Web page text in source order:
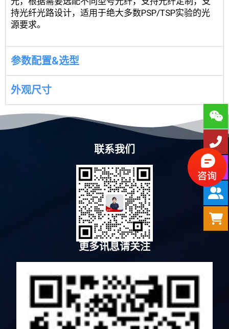
持光纤光路设计，适用于绝大多数PSP/TSP实验的光
源要求。
参数配置&选型
外观尺寸
联系我们
更多讯息请关注